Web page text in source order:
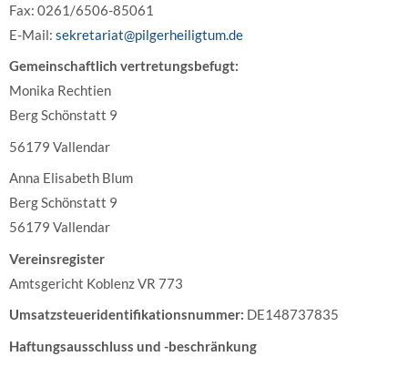
Fax: 0261/6506-85061
E-Mail: sekretariat@pilgerheiligtum.de
Gemeinschaftlich vertretungsbefugt:
Monika Rechtien
BergSchönstatt 9
56179 Vallendar
Anna Elisabeth Blum
Berg Schönstatt 9
56179 Vallendar
Vereinsregister
Amtsgericht Koblenz VR 773
Umsatzsteueridentifikationsnummer: DE148737835
Haftungsausschluss und -beschränkung